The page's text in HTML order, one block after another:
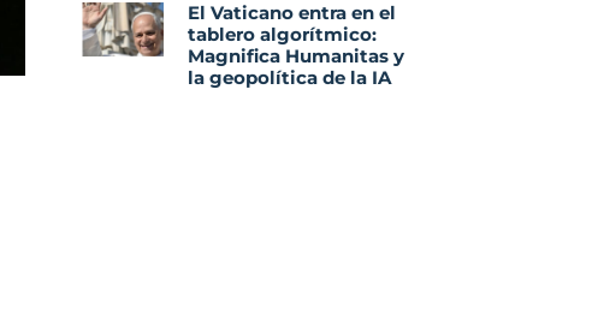
El Vaticano entra en el
tablero algorítmico:
Magnifica Humanitas y
la geopolítica de la IA